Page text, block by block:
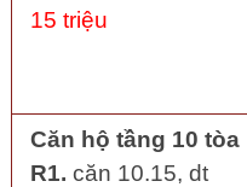
15 triệu
Căn hộ tầng 10 tòa
R1. căn 10.15, dt